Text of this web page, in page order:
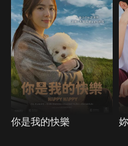
你是我的快樂